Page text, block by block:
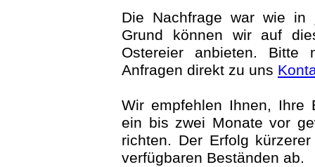
Die Nachfrage war wie
Grund können wir auf
Ostereier anbieten. Bitte
Anfragen direkt zu uns
Wir empfehlen Ihnen, Ihre
ein bis zwei Monate vor
richten. Der Erfolg
verfügbaren Beständen ab.